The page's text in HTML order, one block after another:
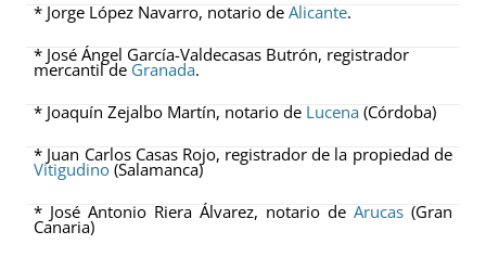
* Jorge López Navarro, notario deAlicante.
* José Ángel García-Valdecasas Butrón, registrador
mercantil de Granada.
* Joaquín Zejalbo Martín, notario de Lucena (Córdoba)
* Juan Carlos Casas Rojo, registrador de la propiedad de
Vitigudino (Salamanca)
* José Antonio Riera Álvarez, notario de Arucas(Gran
Canaria)